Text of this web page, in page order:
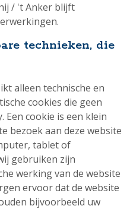
/ 't Anker blijft
technieken, die
alleen technische en
cookies die geen
Een cookie is een klein
bezoek aan deze website
tablet of
gebruiken zijn
werking van de website
ervoor dat de website
bijvoorbeeld uw